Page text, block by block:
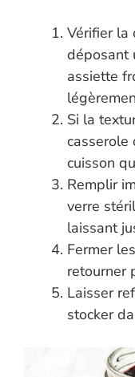
Vérifier la
déposant
assiette
Si la
casserole
cuisson
Remplir
verre
laissant
Fermer
retourner
Laisser
stocker